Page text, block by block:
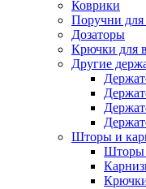
Коврики
Поручни для
Дозаторы
Крючки для
Другие
Шторы и
Шторы